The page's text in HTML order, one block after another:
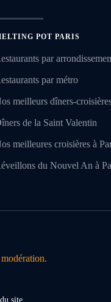
POT PARIS
par
par métro
meilleurs dîners-
de la Saint Valentin
meilleures croisières à
du Nouvel An à
site